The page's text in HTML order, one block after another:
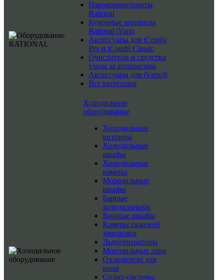
Пароконвектоматы
Rational
Кухонные аппараты
Rational iVario
Аксессуары для iCombi
Pro и iCombi Classic
Очистители и средства
ухода за аппаратами
Аксессуары для iVario®
Все категории
Холодильное
оборудование
Холодильные
витрины
Холодильные
шкафы
Холодильные
камеры
Морозильные
шкафы
Барные
холодильники
Винные шкафы
Камеры шоковой
заморозки
Льдогенераторы
Морозильные лари
Охладители для
вина
Сплит-системы